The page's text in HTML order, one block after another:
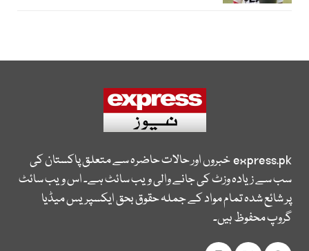
express.pkخبروں اور حالات حاضرہ سے متعلق پاکستان کی
سب سے زیادہ وزٹ کی جانے والی ویب سائٹ ہے۔ اس ویب سائٹ
پر شائع شدہ تمام مواد کے جملہ حقوق بحق ایکسپریس میڈیا
گروپ محفوظ ہیں۔